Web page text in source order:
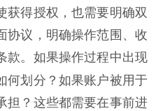
获得授权，也需要明确双
协议，明确操作范围、收
款。如果操作过程中出现
何划分？如果账户被用于
担？这些都需要在事前进